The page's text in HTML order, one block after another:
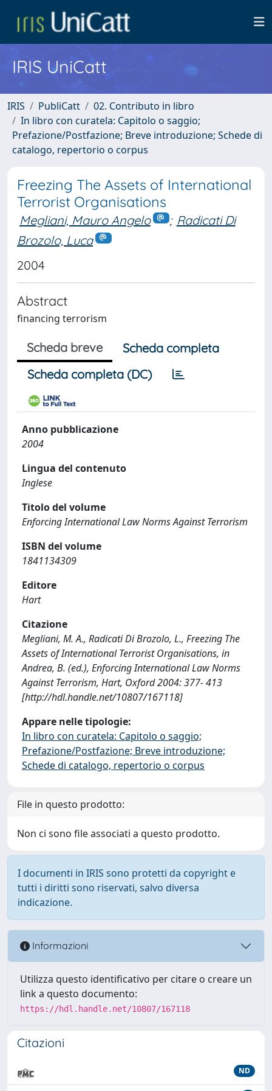
IRIS UniCatt
IRIS PubliCatt
02. Contributo in libro
In libro con curatela: Capitolo o saggio;
Prefazione/Postfazione; Breve introduzione; Schede di
catalogo, repertorio o corpus
Freezing The Assets of International
Terrorist Organisations
Megliani, Mauro Angelo ; Radicati Di
Brozolo, Luca
2004
Abstract
financing terrorism
Scheda breve
Scheda completa
Scheda completa (DC)
Anno pubblicazione
2004
Lingua del contenuto
Inglese
Titolo del volume
Enforcing International Law Norms Against Terrorism
ISBN del volume
1841134309
Editore
Hart
Citazione
Megliani, M. A., Radicati Di Brozolo, L., Freezing The
Assets of International Terrorist Organisations, in
Andrea, B. (ed.), Enforcing International Law Norms
Against Terrorism, Hart, Oxford 2004: 377- 413
[http://hdl.handle.net/10807/167118]
Appare nelle tipologie:
In libro con curatela: Capitolo o saggio;
Prefazione/Postfazione; Breve introduzione;
Schede di catalogo, repertorio o corpus
File in questo prodotto:
Non ci sono file associati a questo prodotto.
I documenti in IRIS sono protetti da copyright e
tutti i diritti sono riservati, salvo diversa
indicazione.
Informazioni
Utilizza questo identificativo per citare o creare un
link a questo documento:
https://hdl.handle.net/10807/167118
Citazioni
ND